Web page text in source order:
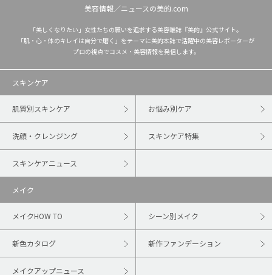
美容情報／ニュースの美的.com
「美しくなりたい」女性たちの願いを追求する美容雑誌『美的』公式サイト。
「肌・心・体のキレイは自分で磨く」をテーマに美的本誌で活躍中の美容レポーターが
プロの視点でコスメ・美容情報を発信します。
スキンケア
肌質別スキンケア お悩み別ケア
洗顔・クレンジング スキンケア特集
スキンケアニュース
メイク
メイクHOW TO シーン別メイク
新色カタログ 新作ファンデーション
メイクアップニュース